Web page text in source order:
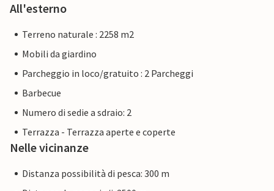
All'esterno
Terreno naturale : 2258 m2
Mobili da giardino
Parcheggio in loco/gratuito : 2 Parcheggi
Barbecue
Numero di sedie a sdraio: 2
Terrazza - Terrazza aperte e coperte
Nelle vicinanze
Distanza possibilità di pesca: 300 m